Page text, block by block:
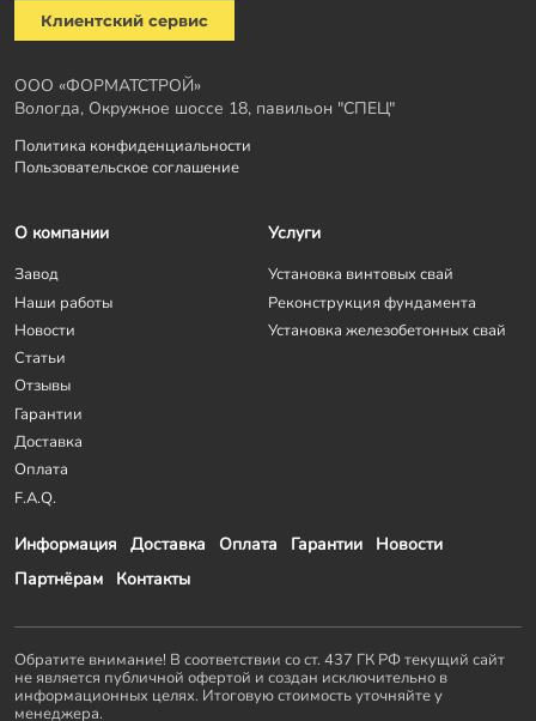
Клиентский сервис
ООО «ФОРМАТСТРОЙ»
Вологда, Окружное шоссе 18, павильон "СПЕЦ"
Политика конфиденциальности
Пользовательское соглашение
Информация Доставка Оплата Гарантии
Новости
Партнёрам
Контакты
О компании
Завод
Наши работы
Новости
Статьи
Отзывы
Гарантии
Доставка
Оплата
F.A.Q.
Услуги
Установка винтовых свай
Реконструкция фундамента
Установка железобетонных свай
Обратите внимание! В соответствии со ст. 437 ГК РФ текущий сайт
не является публичной офертой и создан исключительно в
информационных целях. Итоговую стоимость уточняйте у
менеджера.